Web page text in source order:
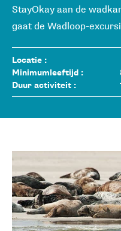
StayOkay aan de
gaat de Wadloop-
Locatie :
Minimumleeftijd :
Duur activiteit :